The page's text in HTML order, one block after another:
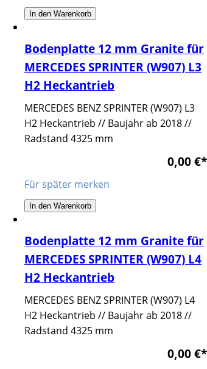
In den Warenkorb
Bodenplatte 12 mm Granite für
MERCEDES SPRINTER (W907) L3
H2 Heckantrieb
MERCEDES BENZ SPRINTER (W907) L3
H2 Heckantrieb // Baujahr ab 2018 //
Radstand 4325 mm
0,00 €*
Für später merken
In den Warenkorb
Bodenplatte 12 mm Granite für
MERCEDES SPRINTER (W907) L4
H2 Heckantrieb
MERCEDES BENZ SPRINTER (W907) L4
H2 Heckantrieb // Baujahr ab 2018 //
Radstand 4325 mm
0,00 €*